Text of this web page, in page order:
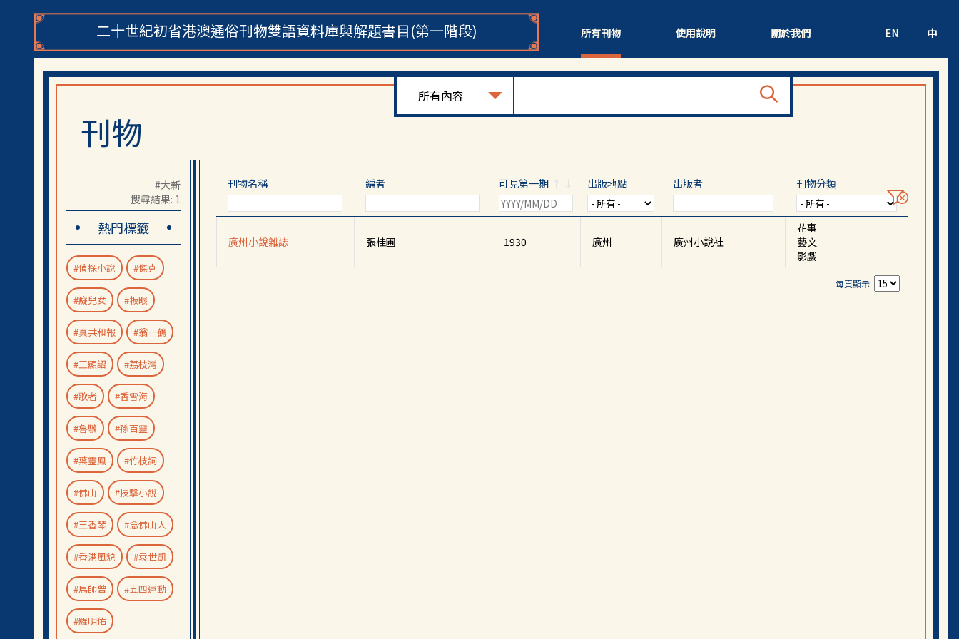
二十世紀初省港澳通俗刊物雙語資料庫與解題書目(第一階段) 所有刊物 使用說明 關於我們 EN 中
刊物
#大新
搜尋結果: 1
熱門標籤
#偵探小說 #傑克
#癡兒女 #板眼
#真共和報 #翁一鶴
#王顯詔 #荔枝灣
#歌者 #香雪海
#魯驥 #孫百靈
#葉靈鳳 #竹枝詞
#佛山 #技擊小說
#王香琴 #念佛山人
#香港風貌 #袁世凱
#馬師曾 #五四運動
#羅明佑
刊物名稱 編者 可見第一期 ↑ ↓ 出版地點 出版者 刊物分類
廣州小說雜誌 張桂圃 1930 廣州 廣州小說社
花事
藝文
影戲
每頁顯示: